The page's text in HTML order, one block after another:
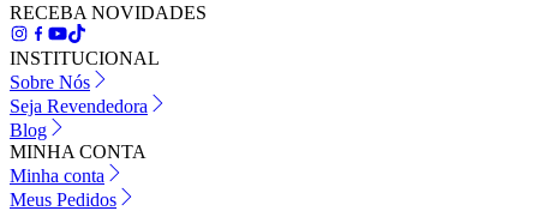
RECEBA NOVIDADES
INSTITUCIONAL
Sobre Nós
Seja Revendedora
Blog
MINHA CONTA
Minha conta
Meus Pedidos